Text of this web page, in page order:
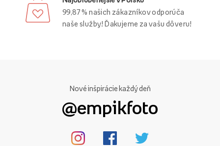
99,87 % našich zákazníkov odporúča
naše služby! Ďakujeme za vašu dôveru!
Nové inšpirácie každý deň
@empikfoto